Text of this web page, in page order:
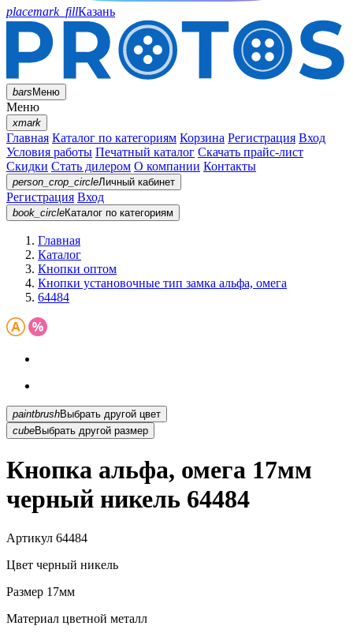
placemark_fillКазань
barsМеню
Меню
xmark
Главная Каталог по категориям Корзина Регистрация Вход
Условия работы Печатный каталог Скачать прайс-лист
Скидки Стать дилером О компании Контакты
person_crop_circleЛичный кабинет
Регистрация Вход
book_circleКаталог по категориям
Главная
Каталог
Кнопки оптом
Кнопки установочные тип замка альфа, омега
64484
paintbrush
Выбрать другой цвет
cubeВыбрать другой размер
Кнопка альфа, омега 17мм
черный никель 64484
Артикул 64484
Цвет черный никель
Размер 17мм
Материал цветной металл